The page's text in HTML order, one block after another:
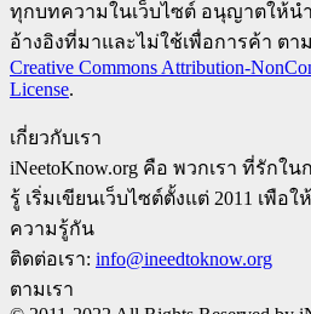
ทุกบทความในเว็บไซต์ อนุญาตให้นำ
อ้างอิงที่มาและไม่ใช้เพื่อการค้า ต
Creative Commons Attribution-
License.
เกี่ยวกับเรา
iNeetoKnow.org คือ พวกเรา ที่รักใ
รู้ เริ่มเขียนเว็บไซต์ตั้งแต่ 2011 เพือ
ความรู้กัน
ติดต่อเรา: info@ineedtoknow.org
ตามเรา